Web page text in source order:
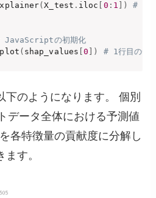
(X_test . iloc 0 : 1 ) # テ
JavaScriptの初期化
( shap_values [0 ) # 1行目のデ
下のようになります。 個別
データ全体における予測値
各特徴量の貢献度に分解し
す。